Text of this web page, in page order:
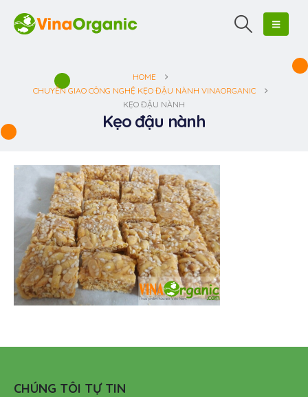
HOME
CHUYỂN GIAO CÔNG NGHỆ KẸO ĐẬU NÀNH VINAORGANIC
KẸO ĐẬU NÀNH
Kẹo đậu nành
CHÚNG TÔI TỰ TIN